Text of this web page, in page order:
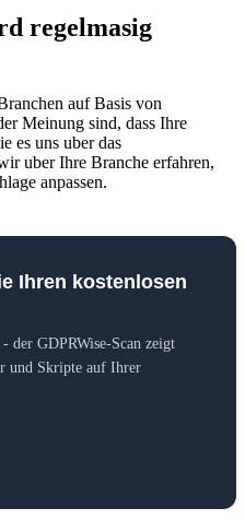
regelmasig
auf Basis von
Meinung sind, dass Ihre
es uns uber das
uber Ihre Branche erfahren,
anpassen.
Ihren kostenlosen
der GDPRWise-Scan zeigt
und Skripte auf Ihrer